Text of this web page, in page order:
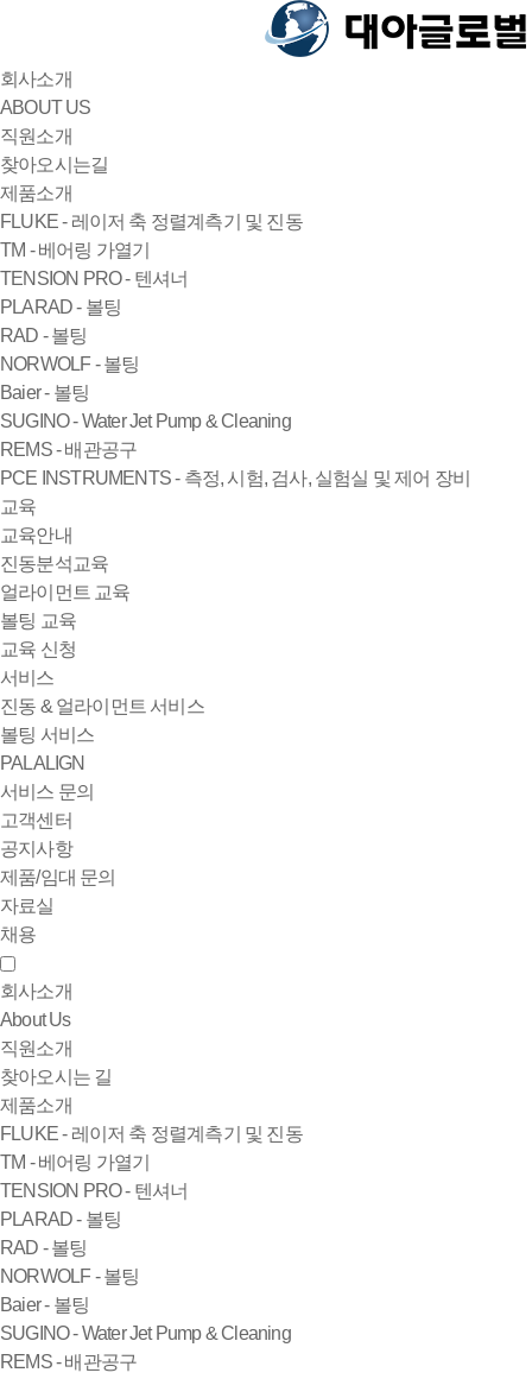
회사소개
ABOUT US
직원소개
찾아오시는길
제품소개
FLUKE - 레이저 축 정렬계측기 및 진동
TM - 베어링 가열기
TENSION PRO - 텐셔너
PLARAD - 볼팅
RAD - 볼팅
NORWOLF - 볼팅
Baier - 볼팅
SUGINO - Water Jet Pump & Cleaning
REMS - 배관공구
PCE INSTRUMENTS - 측정, 시험, 검사, 실험실 및 제어 장비
교육
교육안내
진동분석교육
얼라이먼트 교육
볼팅 교육
교육 신청
서비스
진동 & 얼라이먼트 서비스
볼팅 서비스
PALALIGN
서비스 문의
고객센터
공지사항
제품/임대 문의
자료실
채용
회사소개
About Us
직원소개
찾아오시는 길
제품소개
FLUKE - 레이저 축 정렬계측기 및 진동
TM - 베어링 가열기
TENSION PRO - 텐셔너
PLARAD - 볼팅
RAD - 볼팅
NORWOLF - 볼팅
Baier - 볼팅
SUGINO - Water Jet Pump & Cleaning
REMS - 배관공구